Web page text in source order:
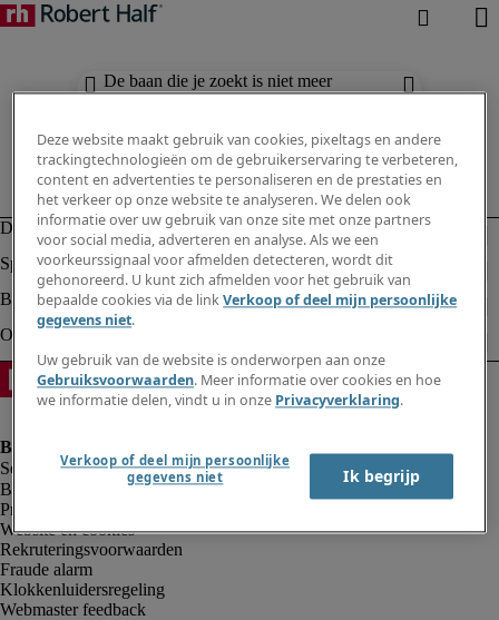
De baan die je zoekt is niet meer
beschikbaar. Zie vergelijkbare resultaten
Bedrijfsinformatie
Privacyverklaring
Website en cookies
Rekruteringsvoorwaarden
Fraude alarm
Klokkenluidersregeling
Webmaster feedback
Deze website maakt gebruik van cookies, pixeltags en andere
trackingtechnologieën om de gebruikerservaring te verbeteren,
content en advertenties te personaliseren en de prestaties en
het verkeer op onze website te analyseren. We delen ook
informatie over uw gebruik van onze site met onze partners
voor social media, adverteren en analyse. Als we een
voorkeurssignaal voor afmelden detecteren, wordt dit
gehonoreerd. U kunt zich afmelden voor het gebruik van
bepaalde cookies via de linkVerkoop of deel mijn persoonlijke
gegevens niet.
Uw gebruik van de website is onderworpen aan onze
Gebruiksvoorwaarden. Meer informatie over cookies en hoe
we informatie delen, vindt u in onze Privacyverklaring.
Verkoop of deel mijn persoonlijke
gegevens niet
Ik begrijp